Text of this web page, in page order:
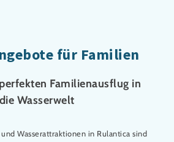
für Familien
Familienausflug in
die Wasserwelt
Wasserattraktionen in Rulantica sind